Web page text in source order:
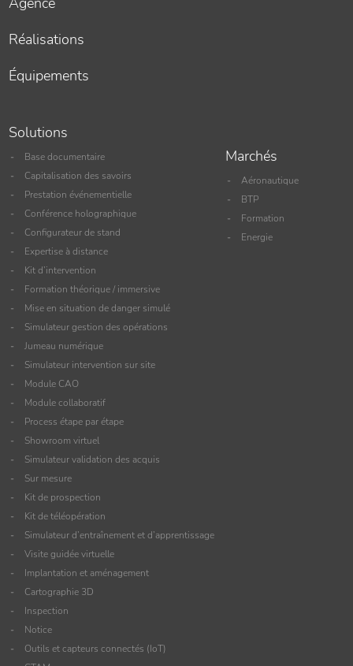
Réalisations
Équipements
Solutions
Base documentaire
Capitalisation des savoirs
Prestation événementielle
Conférence holographique
Configurateur de stand
Expertise à distance
Kit d’intervention
Formation théorique / immersive
Mise en situation de danger simulé
Simulateur gestion des opérations
Jumeau numérique
Simulateur intervention sur site
Module CAO
Module collaboratif
Process étape par étape
Showroom virtuel
Simulateur validation des acquis
Sur mesure
Kit de prospection
Kit de téléopération
Simulateur d’entraînement et d’apprentissage
Visite guidée virtuelle
Implantation et aménagement
Cartographie 3D
Inspection
Notice
Outils et capteurs connectés (IoT)
Marchés
Aéronautique
BTP
Formation
Energie